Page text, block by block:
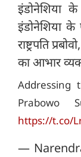
इंडोनेशिया
इंडोनेशिया
राष्ट्रपति
का आभार
Addressing
Prabowo
https://t.co/
—